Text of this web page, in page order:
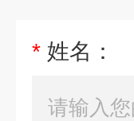
* 姓名：